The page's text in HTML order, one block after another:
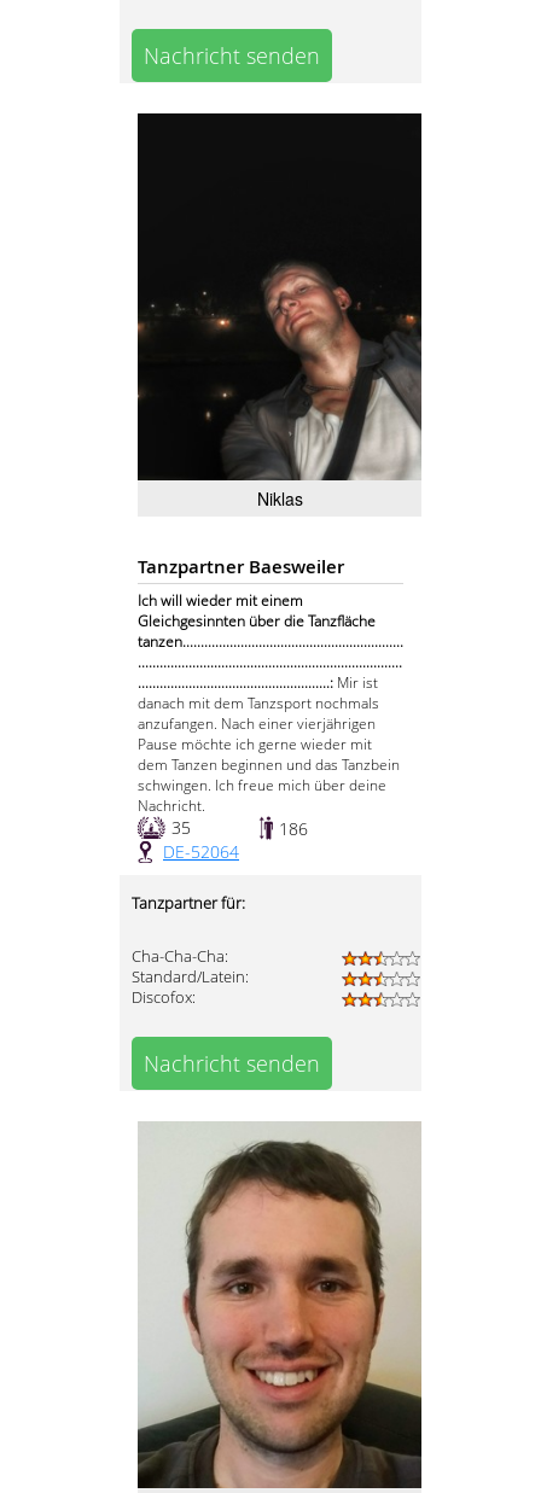
Nachricht senden
Niklas
Tanzpartner Baesweiler
Ich will wieder mit einem
Gleichgesinnten über die Tanzfläche
tanzen.............................................................
.........................................................................
.....................................................: Mir ist
danach mit dem Tanzsport nochmals
anzufangen. Nach einer vierjährigen
Pause möchte ich gerne wieder mit
dem Tanzen beginnen und das Tanzbein
schwingen. Ich freue mich über deine
Nachricht.
35
186
DE-52064
Tanzpartner für:
Cha-Cha-Cha:
Standard/Latein:
Discofox:
Nachricht senden